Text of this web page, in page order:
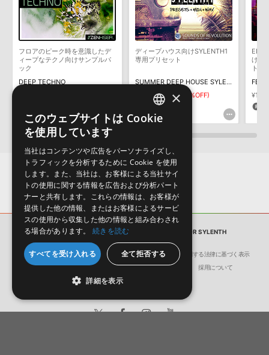
デモソングは、製品収録サウンドを使ってできることを紹介するた
めのデモンストレーション用の楽曲です。原則として、デモソング
そのものをお使いいただくことはできません。また、デモソングを
構成する全てのサウンドが、サンプルパックに含まれていることを
保証するものではありません。
しかねます。
フロアのピーク時を意識したデ
ィープなテクノ向けサンプルパ
ック
DEEP TECHNO
ディープハウス向けSYLENTH1
専用プリセット
SUMMER DEEP HOUSE SYLENTH1
¥3,454 ¥1,727(50%OFF)
86pt
EDM
げる
トラ
サンプルパック EDM PROGRESSIVE 3 FOR SYLENTH
会社概要 環境保護（CSR）への取り組み
特定商取引に関する法律に基づく表示
サイト動作環境
利用規約 個人情報の保護について 採用について
ENGLISH
×
このウェブサイトは Cookie
を使用しています
当社はコンテンツや広告をパーソナライズし、
トラフィックを分析するために Cookie を使用
します。また、当社は、お客様による当社サイ
トの使用に関する情報を広告および分析パート
ナーと共有します。これらの情報は、お客様が
提供した他の情報、またはお客様によるサービ
スの使用から収集した他の情報と組み合わされ
る場合があります。
続きを読む
すべてを受け入れる 全て拒否する
詳細を表示